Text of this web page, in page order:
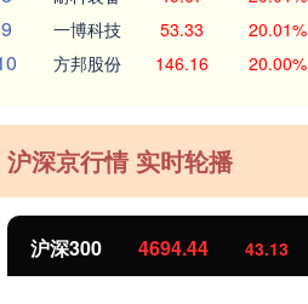
9 一博科技 53.33 20.01%
方邦股份 146.16 20.00%
沪深京行情 实时轮播
北证50 1134.24 11.37